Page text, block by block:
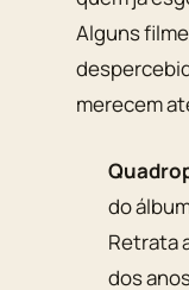
Alguns
merecem
do
Retrata
dos